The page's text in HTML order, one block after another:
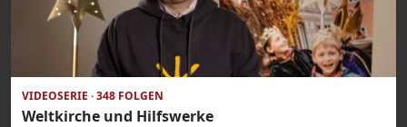
VIDEOSERIE · 348 FOLGEN
Weltkirche und Hilfswerke